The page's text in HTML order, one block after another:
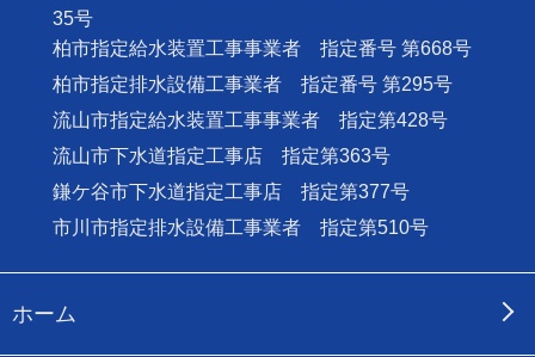
35号
柏市指定給水装置工事事業者 指定番号 第668号
柏市指定排水設備工事業者 指定番号 第295号
流山市指定給水装置工事事業者 指定第428号
流山市下水道指定工事店 指定第363号
鎌ケ谷市下水道指定工事店 指定第377号
市川市指定排水設備工事業者 指定第510号
ホーム